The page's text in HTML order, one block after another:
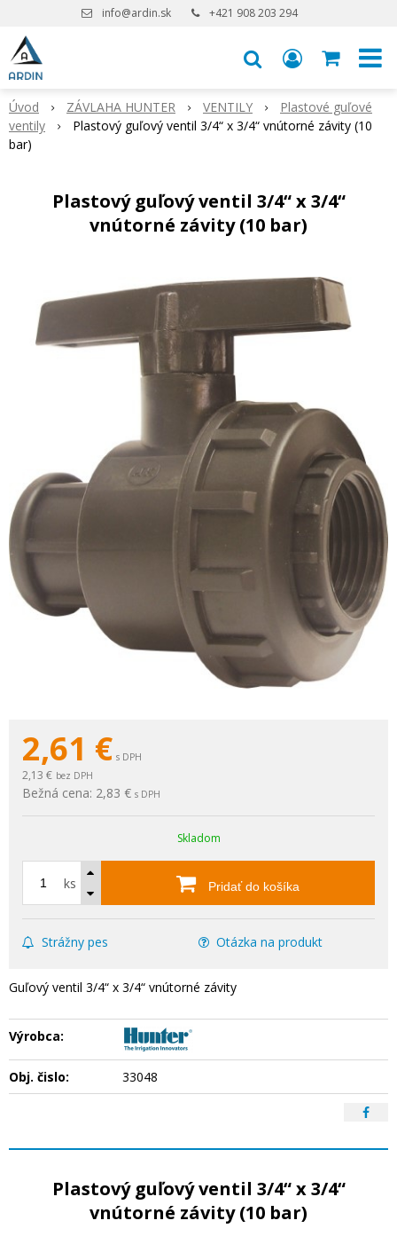
info@ardin.sk +421 908 203 294
Úvod ZÁVLAHA HUNTER VENTILY
Plastové guľové
ventily
Plastový guľový ventil 3/4“ x 3/4“ vnútorné závity (10
bar)
Plastový guľový ventil 3/4“ x 3/4“
vnútorné závity (10 bar)
2,61 € s DPH
2,13 € bez DPH
Bežná cena: 2,83 € s DPH
Skladom
ks Pridať do košíka
Strážny pes Otázka na produkt
Guľový ventil 3/4“ x 3/4“ vnútorné závity
Výrobca:
Obj. čislo: 33048
Plastový guľový ventil 3/4“ x 3/4“
vnútorné závity (10 bar)